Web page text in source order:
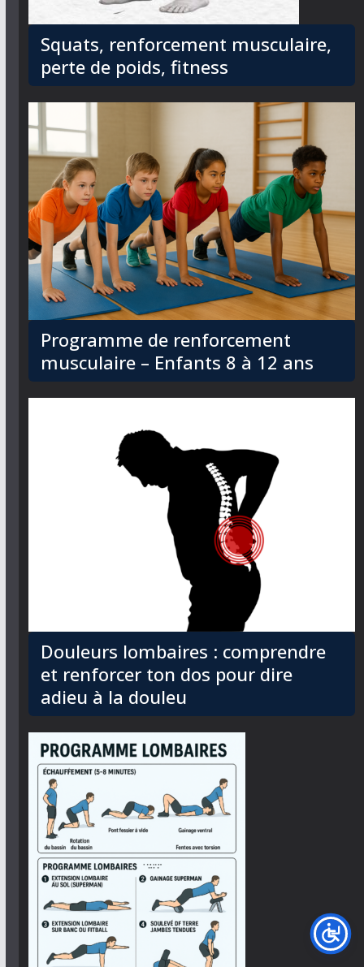
Squats, renforcement musculaire,
perte de poids, fitness
Programme de renforcement
musculaire – Enfants 8 à 12 ans
Douleurs lombaires : comprendre
et renforcer ton dos pour dire
adieu à la douleu